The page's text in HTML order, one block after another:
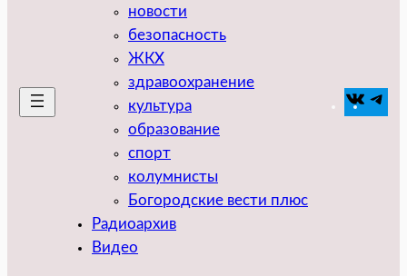
новости
безопасность
ЖКХ
здравоохранение
культура
образование
спорт
колумнисты
Богородские вести плюс
Радиоархив
Видео
VK